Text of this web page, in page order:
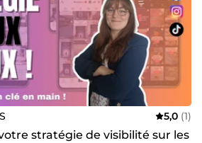
Collaborer avec moi, c’est
complète pour faire décoller
et générer des résultats concrets. 📩
sur-mesure ? Discutons de
5,0 (1)
stratégie de visibilité sur les